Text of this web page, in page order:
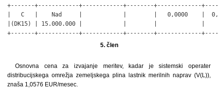
+-------+------------+------------+--------+-------------
|   C   |    Nad     |            |        |   0,0000    |
|(DK15) | 15.000.000 |            |        |             |
+-------+------------+------------+--------+-------------
5. člen
Osnovna cena za izvajanje meritev, kadar je sistemski operater
distribucijskega omrežja zemeljskega plina lastnik merilnih naprav (V(L)),
znaša 1,0576 EUR/mesec.